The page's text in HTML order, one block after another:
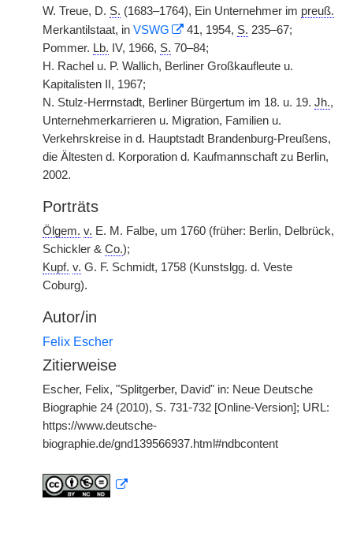
W. Treue, D. S. (1683–1764), Ein Unternehmer im preuß.
Merkantilstaat, in VSWG 41, 1954, S. 235–67;
Pommer. Lb. IV, 1966, S. 70–84;
H. Rachel u. P. Wallich, Berliner Großkaufleute u.
Kapitalisten II, 1967;
N. Stulz-Herrnstadt, Berliner Bürgertum im 18. u. 19. Jh.,
Unternehmerkarrieren u. Migration, Familien u.
Verkehrskreise in d. Hauptstadt Brandenburg-Preußens,
die Ältesten d. Korporation d. Kaufmannschaft zu Berlin,
2002.
Porträts
Ölgem. v. E. M. Falbe, um 1760 (früher: Berlin, Delbrück,
Schickler & Co.);
Kupf. v. G. F. Schmidt, 1758 (Kunstslgg. d. Veste
Coburg).
Autor/in
Felix Escher
Zitierweise
Escher, Felix, "Splitgerber, David" in: Neue Deutsche
Biographie 24 (2010), S. 731-732 [Online-Version]; URL:
https://www.deutsche-
biographie.de/gnd139566937.html#ndbcontent